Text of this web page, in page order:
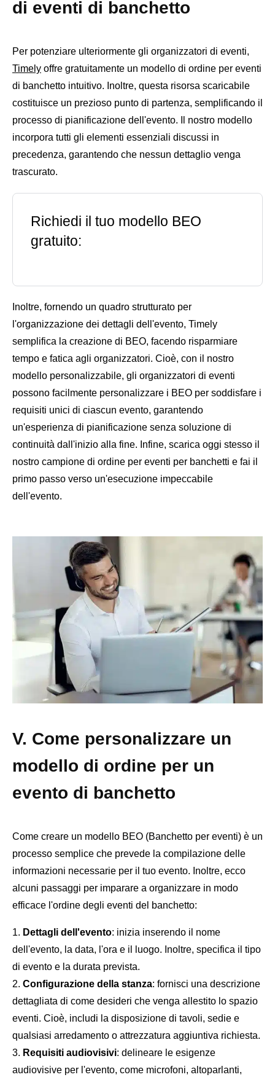
di eventi di banchetto
Per potenziare ulteriormente gli organizzatori di eventi,
Timely offre gratuitamente un modello di ordine per eventi
di banchetto intuitivo. Inoltre, questa risorsa scaricabile
costituisce un prezioso punto di partenza, semplificando il
processo di pianificazione dell'evento. Il nostro modello
incorpora tutti gli elementi essenziali discussi in
precedenza, garantendo che nessun dettaglio venga
trascurato.
Richiedi il tuo modello BEO
gratuito:
Inoltre, fornendo un quadro strutturato per
l'organizzazione dei dettagli dell'evento, Timely
semplifica la creazione di BEO, facendo risparmiare
tempo e fatica agli organizzatori. Cioè, con il nostro
modello personalizzabile, gli organizzatori di eventi
possono facilmente personalizzare i BEO per soddisfare i
requisiti unici di ciascun evento, garantendo
un'esperienza di pianificazione senza soluzione di
continuità dall'inizio alla fine. Infine, scarica oggi stesso il
nostro campione di ordine per eventi per banchetti e fai il
primo passo verso un'esecuzione impeccabile
dell'evento.
V. Come personalizzare un
modello di ordine per un
evento di banchetto
Come creare un modello BEO (Banchetto per eventi) è un
processo semplice che prevede la compilazione delle
informazioni necessarie per il tuo evento. Inoltre, ecco
alcuni passaggi per imparare a organizzare in modo
efficace l'ordine degli eventi del banchetto:
Dettagli dell'evento: inizia inserendo il nome
dell'evento, la data, l'ora e il luogo. Inoltre, specifica il tipo
di evento e la durata prevista.
Configurazione della stanza: fornisci una descrizione
dettagliata di come desideri che venga allestito lo spazio
eventi. Cioè, includi la disposizione di tavoli, sedie e
qualsiasi arredamento o attrezzatura aggiuntiva richiesta.
Requisiti audiovisivi: delineare le esigenze
audiovisive per l'evento, come microfoni, altoparlanti,